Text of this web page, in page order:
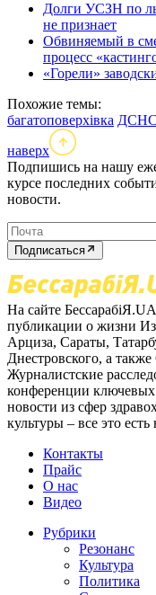
Долги УСЗН по
не признает
Обвиняемый в
процесс
«Горели»
Похожие темы:
багатоповерхівка ДСНС
наверх
Подпишись на нашу
курсе последних
новости.
Подписаться
На сайте
публикации о жизни
Арциза, Сараты,
Днестровского, а
Журналистские
конференции
новости из сфер
культуры – все это
Контакты
Прайс
О нас
Видео
Рубрики
Резонанс
Культура
Политика